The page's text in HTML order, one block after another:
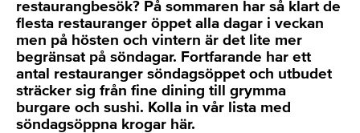
restaurangbesök? På sommaren har så klart de
flesta restauranger öppet alla dagar i veckan
men på hösten och vintern är det lite mer
begränsat på söndagar. Fortfarande har ett
antal restauranger söndagsöppet och utbudet
sträcker sig från fine dining till grymma
burgare och sushi. Kolla in vår lista med
söndagsöppna krogar här.